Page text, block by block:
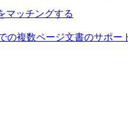
マッチングする
の複数ページ文書のサポー